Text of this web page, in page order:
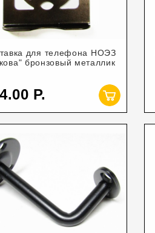
для телефона НОЭЗ
бронзовый металлик